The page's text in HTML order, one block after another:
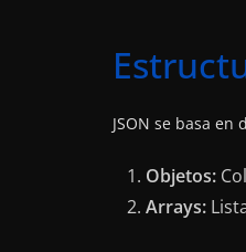
JSON se basa
Objetos:
Arrays: